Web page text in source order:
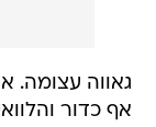
גאווה עצומה.
אף כדור